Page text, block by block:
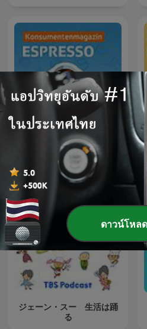
Espresso
ジェーン・スー 生活は踊
る
ดาวน์โหล